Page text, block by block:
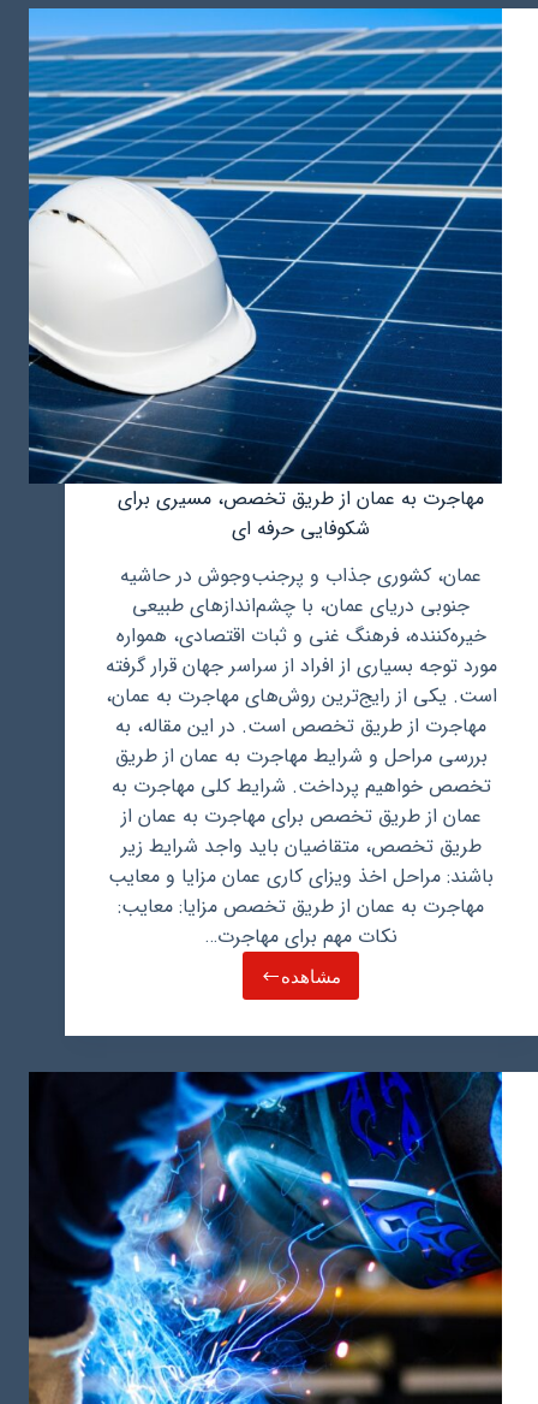
در
عمان
و
مهمترین
نکات
مهاجرت
از
طریق
خیاطی
مهاجرت به عمان از طریق تخصص، مسیری برای
شکوفایی حرفه ای
عمان، کشوری جذاب و پرجنب‌وجوش در حاشیه
جنوبی دریای عمان، با چشم‌اندازهای طبیعی
خیره‌کننده، فرهنگ غنی و ثبات اقتصادی، همواره
مورد توجه بسیاری از افراد از سراسر جهان قرار گرفته
است. یکی از رایج‌ترین روش‌های مهاجرت به عمان،
مهاجرت از طریق تخصص است. در این مقاله، به
بررسی مراحل و شرایط مهاجرت به عمان از طریق
تخصص خواهیم پرداخت. شرایط کلی مهاجرت به
عمان از طریق تخصص برای مهاجرت به عمان از
طریق تخصص، متقاضیان باید واجد شرایط زیر
باشند: مراحل اخذ ویزای کاری عمان مزایا و معایب
مهاجرت به عمان از طریق تخصص مزایا: معایب:
نکات مهم برای مهاجرت…
مشاهدهمهاجرت
عمان
طریق
تخصص،
مسیری
برای
شکوفایی
حرفه
ای